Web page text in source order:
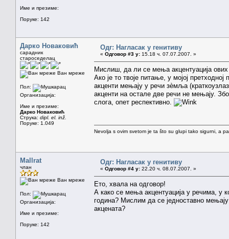
Име и презиме:
Поруке: 142
Дарко Новаковић
сарадник
староседелац
Ван мреже
Пол:
Организација:
Име и презиме:
Дарко Новаковић
Струка: dipl. el. inž.
Поруке: 1.049
Одг: Нагласак у генитиву
« Одговор #3 у: 15.18 ч. 07.07.2007. »
Мислиш, да ли се мења акцентуација ових
Ако је то твоје питање, у мојој
акценти мењају у речи зèмља
акценти на остале две речи не мењају.
слога, опет респективно.
Nevolja s ovim svetom je ta što su glupi tako sigurni, a
Mallrat
члан
Ван мреже
Пол:
Организација:
Име и презиме:
Поруке: 142
Одг: Нагласак у генитиву
« Одговор #4 у: 22.20 ч. 08.07.2007. »
Ето, хвала на одговор!
А како се мења акцентуација у речима, у
година? Мислим да се једноставно
акцената?